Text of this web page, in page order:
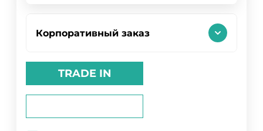
Корпоративный заказ
TRADE IN